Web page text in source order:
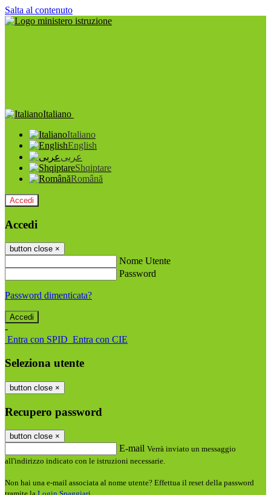
Salta al contenuto
Italiano
Italiano
English
عربى
Shqiptare
Română
Accedi
Accedi
button close ×
Nome Utente
Password
Password dimenticata?
-
Entra con SPID Entra con CIE
Seleziona utente
button close ×
Recupero password
button close ×
E-mail Verrà inviato un messaggio
all'indirizzo indicato con le istruzioni necessarie.
Non hai una e-mail associata al nome utente? Effettua il reset della password